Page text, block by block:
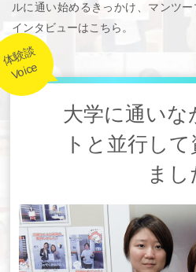
ルに通い始めるきっかけ、マンツ
インタビューはこちら。
体験談
Voice
大学に通いな
トと並行し
まし